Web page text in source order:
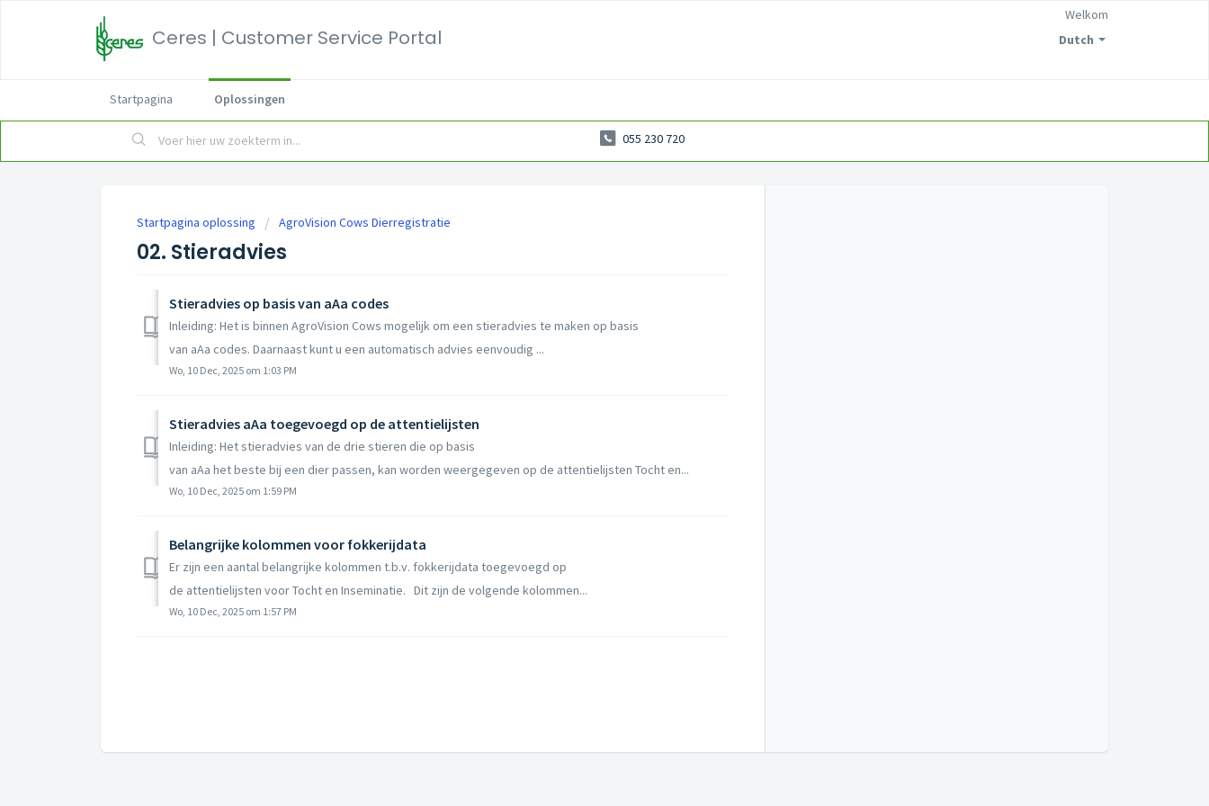
Ceres | Customer Service Portal Dutch
Welkom
Startpagina Oplossingen
055 230 720
Startpagina oplossing AgroVision Cows Dierregistratie
02. Stieradvies
Stieradvies op basis van aAa codes
Inleiding: Het is binnen AgroVision Cows mogelijk om een stieradvies te maken op basis
van aAa codes. Daarnaast kunt u een automatisch advies eenvoudig ...
Wo, 10 Dec, 2025 om 1:03 PM
Stieradvies aAa toegevoegd op de attentielijsten
Inleiding: Het stieradvies van de drie stieren die op basis
van aAa het beste bij een dier passen, kan worden weergegeven op de attentielijsten Tocht en...
Wo, 10 Dec, 2025 om 1:59 PM
Belangrijke kolommen voor fokkerijdata
Er zijn een aantal belangrijke kolommen t.b.v. fokkerijdata toegevoegd op
de attentielijsten voor Tocht en Inseminatie. Dit zijn de volgende kolommen...
Wo, 10 Dec, 2025 om 1:57 PM